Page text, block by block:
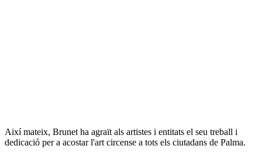
Així mateix, Brunet ha agraït als artistes i entitats el seu treball i
dedicació per a acostar l'art circense a tots els ciutadans de Palma.